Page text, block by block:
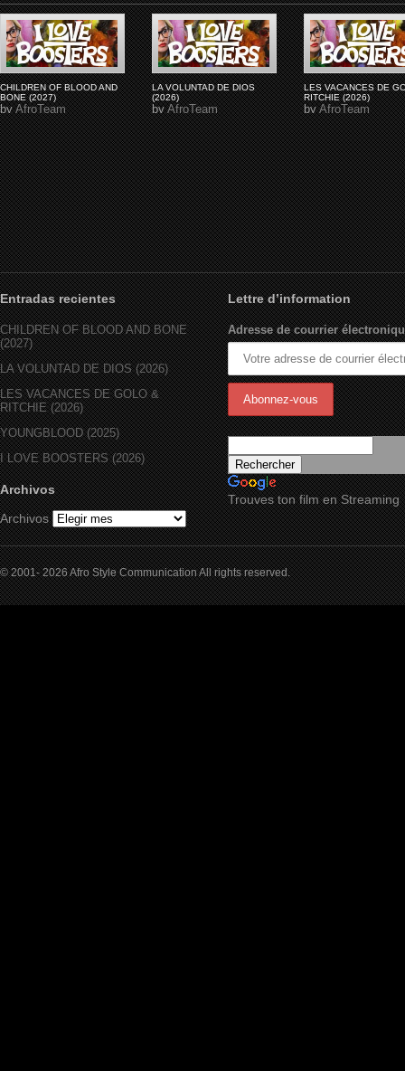
CHILDREN OF BLOOD AND
BONE (2027)
byAfroTeam
LA VOLUNTAD DE DIOS
(2026)
byAfroTeam
LES VACANCES DE
RITCHIE (2026)
byAfroTeam
Entradas recientes
CHILDREN OF BLOOD AND BONE
(2027)
LA VOLUNTAD DE DIOS (2026)
LES VACANCES DE GOLO &
RITCHIE (2026)
YOUNGBLOOD (2025)
I LOVE BOOSTERS (2026)
Archivos
Archivos
Lettre d’information
Adresse de courrier
Trouves ton film en Streaming
© 2001- 2026 Afro Style Communication All rights reserved.